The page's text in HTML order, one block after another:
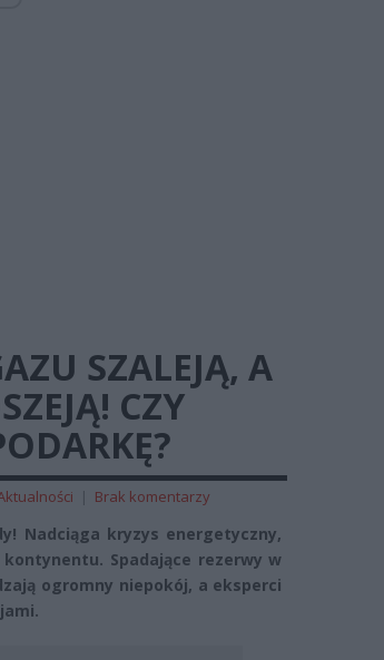
SZALEJĄ, A
CZY
| Brak komentarzy
Nadciąga kryzys energetyczny,
Spadające rezerwy w
ogromny niepokój, a eksperci